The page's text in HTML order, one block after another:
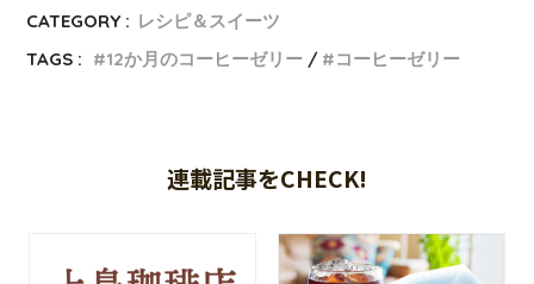
CATEGORY : レシピ＆スイーツ
TAGS :
12か月のコーヒーゼリー コーヒーゼリー
連載記事をCHECK!